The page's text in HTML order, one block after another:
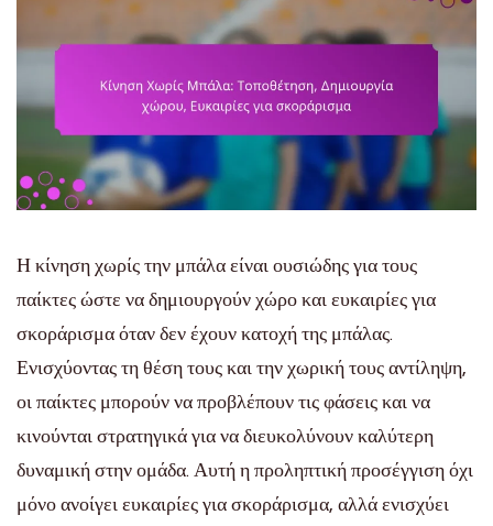
Η κίνηση χωρίς την μπάλα είναι ουσιώδης για τους
παίκτες ώστε να δημιουργούν χώρο και ευκαιρίες για
σκοράρισμα όταν δεν έχουν κατοχή της μπάλας.
Ενισχύοντας τη θέση τους και την χωρική τους αντίληψη,
οι παίκτες μπορούν να προβλέπουν τις φάσεις και να
κινούνται στρατηγικά για να διευκολύνουν καλύτερη
δυναμική στην ομάδα. Αυτή η προληπτική προσέγγιση όχι
μόνο ανοίγει ευκαιρίες για σκοράρισμα, αλλά ενισχύει